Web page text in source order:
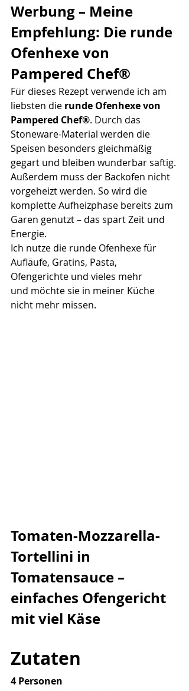
Werbung – Meine
Empfehlung: Die runde
Ofenhexe von
Pampered Chef®
Für dieses Rezept verwende ich am
liebsten die runde Ofenhexe von
Pampered Chef®. Durch das
Stoneware-Material werden die
Speisen besonders gleichmäßig
gegart und bleiben wunderbar saftig.
Außerdem muss der Backofen nicht
vorgeheizt werden. So wird die
komplette Aufheizphase bereits zum
Garen genutzt – das spart Zeit und
Energie.
Ich nutze die runde Ofenhexe für
Aufläufe, Gratins, Pasta,
Ofengerichte und vieles mehr
und möchte sie in meiner Küche
nicht mehr missen.
Tomaten-Mozzarella-
Tortellini in
Tomatensauce –
einfaches Ofengericht
mit viel Käse
Zutaten
4 Personen